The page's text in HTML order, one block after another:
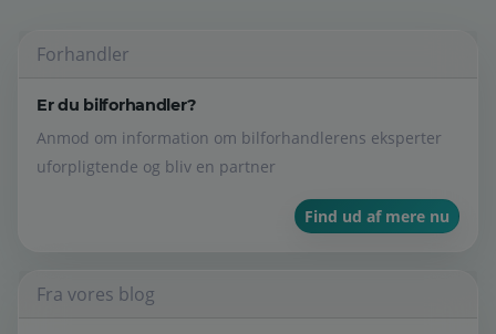
Forhandler
Er du bilforhandler?
Anmod om information om bilforhandlerens eksperter
uforpligtende og bliv en partner
Find ud af mere nu
Fra vores blog